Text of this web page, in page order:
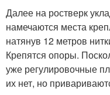
Далее на ростверк
намечаются места
натянув 12 метров
Крепятся опоры.
уже регулировочные
их нет, но